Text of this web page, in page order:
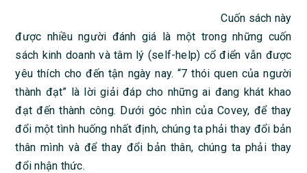
Cuốn sách này
được nhiều người đánh giá là một trong những cuốn
sách kinh doanh và tâm lý (self-help) cổ điển vẫn được
yêu thích cho đến tận ngày nay. “7 thói quen của người
thành đạt” là lời giải đáp cho những ai đang khát khao
đạt đến thành công. Dưới góc nhìn của Covey, để thay
đổi một tình huống nhất định, chúng ta phải thay đổi bản
thân mình và để thay đổi bản thân, chúng ta phải thay
đổi nhận thức.